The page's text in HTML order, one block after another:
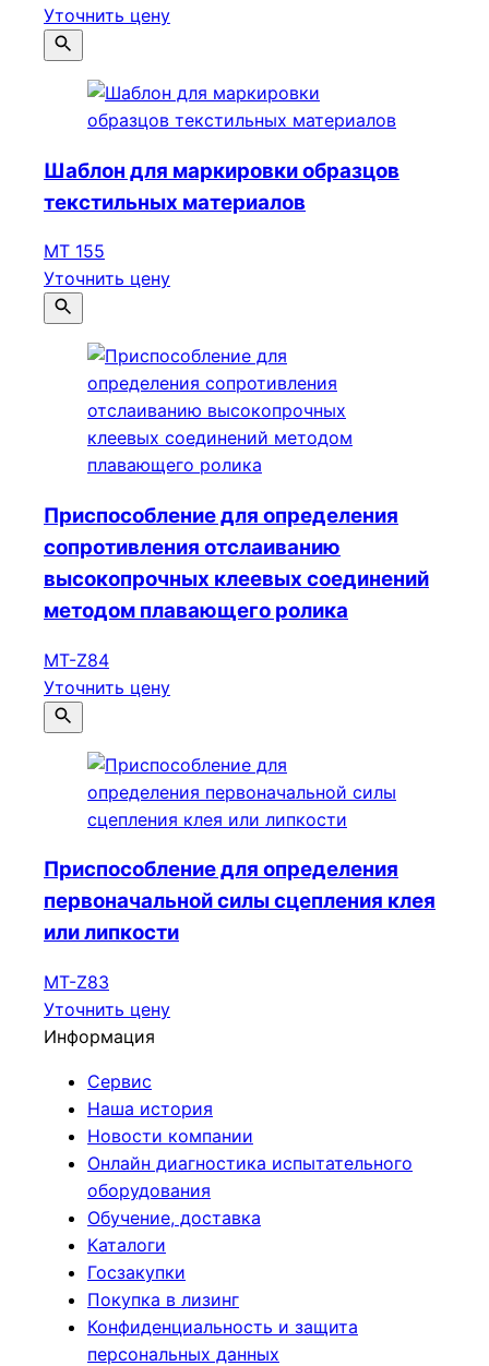
Уточнить цену
Шаблон для маркировки образцов
текстильных материалов
МТ 155
Уточнить цену
Приспособление для определения
сопротивления отслаиванию
высокопрочных клеевых соединений
методом плавающего ролика
MT-Z84
Уточнить цену
Приспособление для определения
первоначальной силы сцепления клея
или липкости
МТ-Z83
Уточнить цену
Информация
Сервис
Наша история
Новости компании
Онлайн диагностика испытательного
оборудования
Обучение, доставка
Каталоги
Госзакупки
Покупка в лизинг
Конфиденциальность и защита
персональных данных